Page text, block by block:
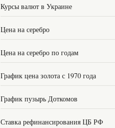
Курсы валют в Украине
Цена на серебро
Цена на серебро по годам
График цена золота с 1970 года
График пузырь Доткомов
Ставка рефинансирования ЦБ РФ